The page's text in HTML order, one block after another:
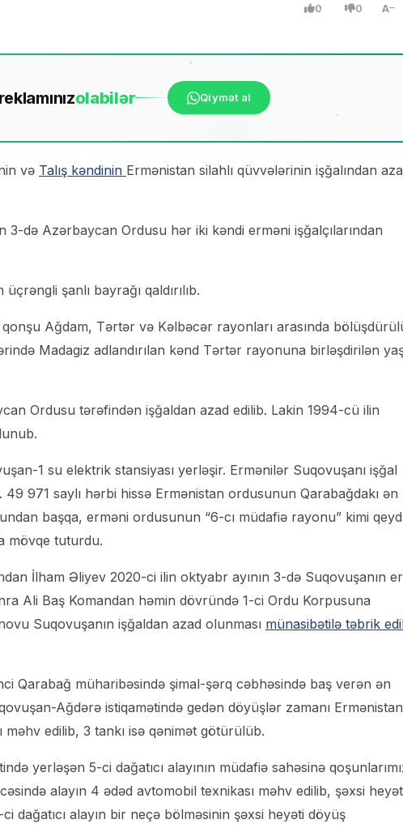
0 0 A
reklamınızolabilər Qiymət al
və Talış kəndinin Ermənistan silahlı qüvvələrinin işğalından
3-də Azərbaycan Ordusu hər iki kəndi erməni işğalçılarından
şanlı bayrağı qaldırılıb.
Ağdam, Tərtər və Kəlbəcər rayonları arasında
Madagiz adlandırılan kənd Tərtər rayonuna birləşdirilən
Ordusu tərəfindən işğaldan azad edilib. Lakin 1994-cü ilin
1 su elektrik stansiyası yerləşir. Ermənilər Suqovuşanı işğal
971 saylı hərbi hissə Ermənistan ordusunun Qarabağdakı ən
başqa, erməni ordusunun “6-cı müdafiə rayonu” kimi qeyd
mövqe tuturdu.
İlham Əliyev 2020-ci ilin oktyabr ayının 3-də Suqovuşanın
Ali Baş Komandan həmin dövründə 1-ci Ordu Korpusuna
Suqovuşanın işğaldan azad olunması münasibətilə təbrik
Qarabağ müharibəsində şimal-şərq cəbhəsində baş verən ən
Ağdərə istiqamətində gedən döyüşlər zamanı Ermənistan
edilib, 3 tankı isə qənimət götürülüb.
yerləşən 5-ci dağatıcı alayının müdafiə sahəsinə
alayın 4 ədəd avtomobil texnikası məhv edilib, şəxsi
dağatıcı alayın bir neçə bölməsinin şəxsi heyəti döyüş